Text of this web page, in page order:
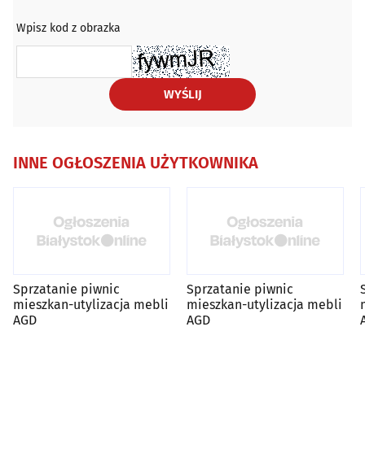
Wpisz kod z obrazka
WYŚLIJ
INNE OGŁOSZENIA UŻYTKOWNIKA
Sprzatanie piwnic
mieszkan-utylizacja mebli
AGD
Sprzatanie piwnic
mieszkan-utylizacja mebli
AGD